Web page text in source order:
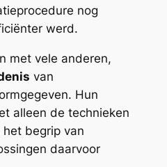
nog
werd.
met vele anderen,
van
Hun
alleen de technieken
begrip van
daarvoor